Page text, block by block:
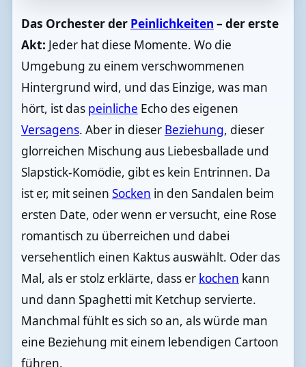
Das Orchester der Peinlichkeiten – der erste
Akt: Jeder hat diese Momente. Wo die
Umgebung zu einem verschwommenen
Hintergrund wird, und das Einzige, was man
hört, ist das peinliche Echo des eigenen
Versagens. Aber in dieser Beziehung, dieser
glorreichen Mischung aus Liebesballade und
Slapstick-Komödie, gibt es kein Entrinnen. Da
ist er, mit seinen Socken in den Sandalen beim
ersten Date, oder wenn er versucht, eine Rose
romantisch zu überreichen und dabei
versehentlich einen Kaktus auswählt. Oder das
Mal, als er stolz erklärte, dass er kochen kann
und dann Spaghetti mit Ketchup servierte.
Manchmal fühlt es sich so an, als würde man
eine Beziehung mit einem lebendigen Cartoon
führen.